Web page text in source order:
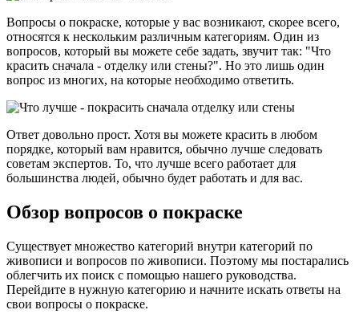
Вопросы о покраске, которые у вас возникают, скорее всего,
относятся к нескольким различным категориям. Один из
вопросов, который вы можете себе задать, звучит так: "Что
красить сначала - отделку или стены?". Но это лишь один
вопрос из многих, на которые необходимо ответить.
Ответ довольно прост. Хотя вы можете красить в любом
порядке, который вам нравится, обычно лучше следовать
советам экспертов. То, что лучше всего работает для
большинства людей, обычно будет работать и для вас.
Обзор вопросов о покраске
Существует множество категорий внутри категорий по
живописи и вопросов по живописи. Поэтому мы постарались
облегчить их поиск с помощью нашего руководства.
Перейдите в нужную категорию и начните искать ответы на
свои вопросы о покраске.